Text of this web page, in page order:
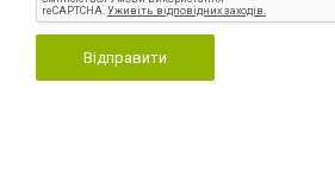
Відправити